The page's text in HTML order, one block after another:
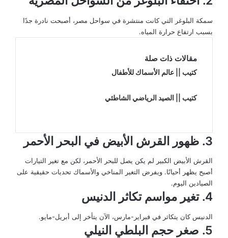
سمكة البلوغر التي كانت منتشرة في سواحل مصر، أصبحت نادرة جدًا
بسبب ارتفاع حرارة المياه.
مقالات ذات صلة
كتيب || عالم الأسماك للأطفال
كتيب || الصيد الرياضي الشاطئي
3. ظهور القرش الأبيض في البحر الأحمر
القرش الأبيض الكبير لم يكن يصل للبحر الأحمر، لكن مع تغير التيارات
أصبح يظهر أحيانًا. ويفرض التغير المناخي والأسماك تحديات حقيقية على
الصيادين اليوم.
4. تغير مواسم تكاثر الدنيس
الدنيس كان يتكاثر في فبراير-مارس، الآن يتأخر إلى أبريل-مايو.
5. صغر حجم البلطي النيلي